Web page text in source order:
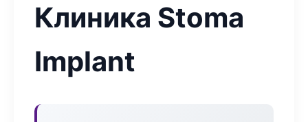
Клиника Stoma
Implant